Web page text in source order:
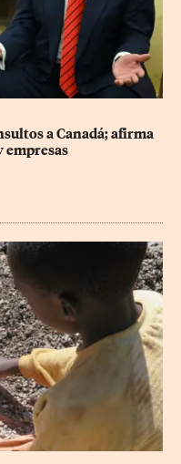
a Canadá; afirma
empresas